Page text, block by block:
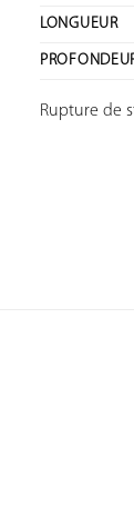
LONGUEUR
Rupture de